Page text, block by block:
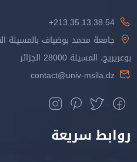
213.35.13.38.54+
جامعة محمد بوضياف بالمسيلة
بوعريريج، المسيلة 28000 الجزائر
contact@univ-msila.dz
روابط سريعة